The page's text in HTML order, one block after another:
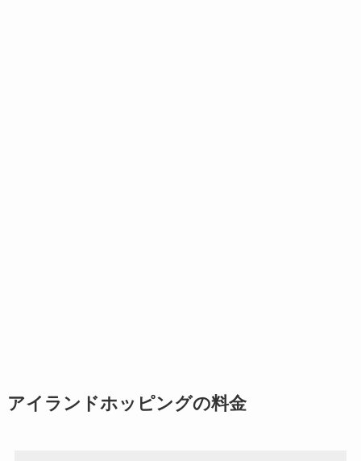
アイランドホッピングの料金